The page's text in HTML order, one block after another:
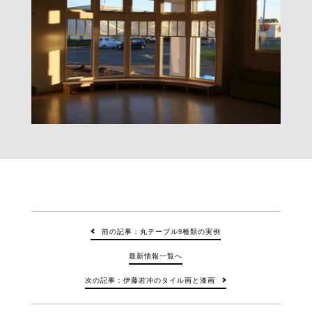
前の記事：丸テーブル9種類の実例
最新情報一覧へ
次の記事：伊藤若冲のタイル画と漆画